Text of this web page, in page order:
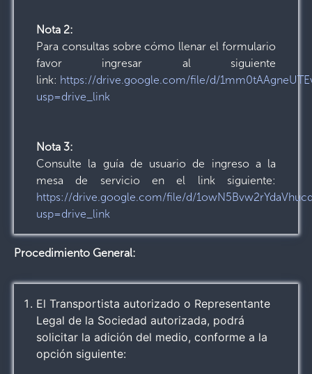
Nota 2:
Para consultas sobre cómo llenar el formulario
favor ingresar al siguiente
link: https://drive.google.com/file/d/
usp=drive_link
Nota 3:
Consulte la guía de usuario de ingreso a la
mesa de servicio en el link siguiente:
https://drive.google.com/file/d/
usp=drive_link
Procedimiento General:
El Transportista autorizado o Representante
Legal de la Sociedad autorizada, podrá
solicitar la adición del medio, conforme a la
opción siguiente: